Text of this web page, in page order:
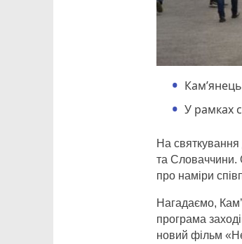
У рамках
На святкування
та Словаччини.
про наміри
Нагадаємо,
програма
новий фільм